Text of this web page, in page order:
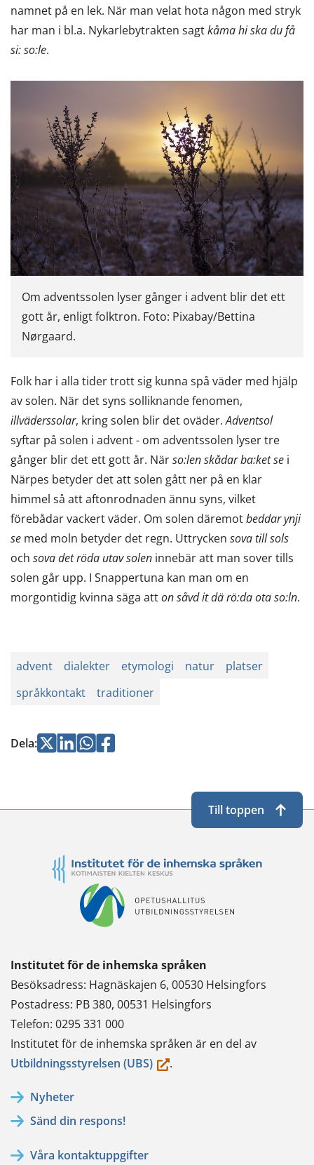
namnet på en lek. När man velat hota någon med stryk
har man i bl.a. Nykarlebytrakten sagtkåma hi ska du få
si: so:le.
Om adventssolen lyser gånger i advent blir det ett
gott år, enligt folktron. Foto: Pixabay/Bettina
Nørgaard.
Folk har i alla tider trott sig kunna spå väder med hjälp
av solen. När det syns solliknande fenomen,
illväderssolar, kring solen blir det oväder.Adventsol
syftar på solen i advent - om adventssolen lyser tre
gånger blir det ett gott år. Närso:len skådar ba:ket se i
Närpes betyder det att solen gått ner på en klar
himmel så att aftonrodnaden ännu syns, vilket
förebådar vackert väder. Om solen däremotbeddar ynji
se med moln betyder det regn. Uttrycken sova till sols
och sova det röda utav solen innebär att man sover tills
solen går upp. I Snappertuna kan man om en
morgontidig kvinna säga atton såvd it dä rö:da ota so:ln.
advent dialekter etymologi natur
platser
språkkontakt
traditioner
Dela:Jaa Jaa Jaa
Jaa
Institutet för de inhemska språken
Besöksadress: Hagnäskajen 6, 00530 Helsingfors
Postadress: PB 380, 00531 Helsingfors
Telefon: 0295 331 000
Institutet för de inhemska språken är en del av
Utbildningsstyrelsen (UBS)(du.
Nyheter
Sänd din respons!
Våra kontaktuppgifter
Till toppen